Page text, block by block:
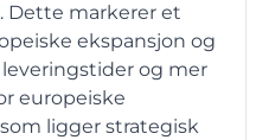
Dette markerer et
ekspansjon og
og mer
europeiske
ligger strategisk